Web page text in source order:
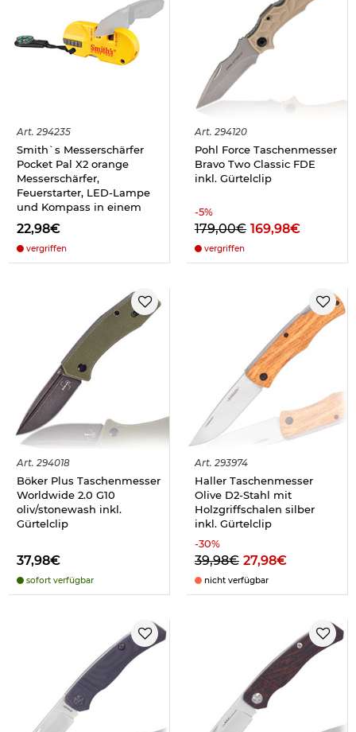
Art. 294235
Smith`s Messerschärfer
Pocket Pal X2 orange
Messerschärfer,
Feuerstarter, LED-Lampe
und Kompass in einem
22,98€
vergriffen
Art. 294120
Pohl Force Taschenmesser
Bravo Two Classic FDE
inkl. Gürtelclip
-5%
179,00€ 169,98€
vergriffen
Art. 294018
Böker Plus Taschenmesser
Worldwide 2.0 G10
oliv/stonewash inkl.
Gürtelclip
37,98€
sofort verfügbar
Art. 293974
Haller Taschenmesser
Olive D2-Stahl mit
Holzgriffschalen silber
inkl. Gürtelclip
-30%
39,98€ 27,98€
nicht verfügbar